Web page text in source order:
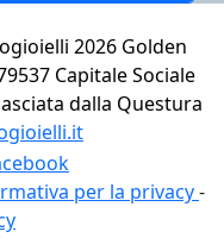
2026Golden
Capitale Sociale
dalla Questura
per la privacy-